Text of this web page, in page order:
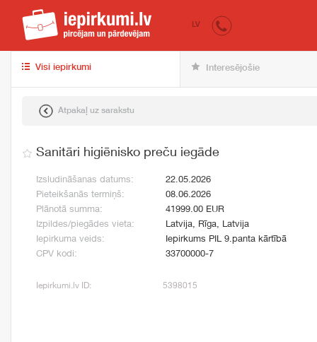
iepirkumi.lv
LV
Visi iepirkumi Interesējošie
Atpakaļ uz sarakstu
Sanitāri higiēnisko preču iegāde
Izsludināšanas datums:
22.05.2026
Pieteikšanās termiņš:
08.06.2026
Plānotā summa:
41999.00 EUR
Izpildes/piegādes vieta:
Latvija, Rīga, Latvija
Iepirkuma veids:
Iepirkums PIL 9.panta kārtībā
CPV kodi:
33700000-7
Iepirkumi.lv ID: 5398015